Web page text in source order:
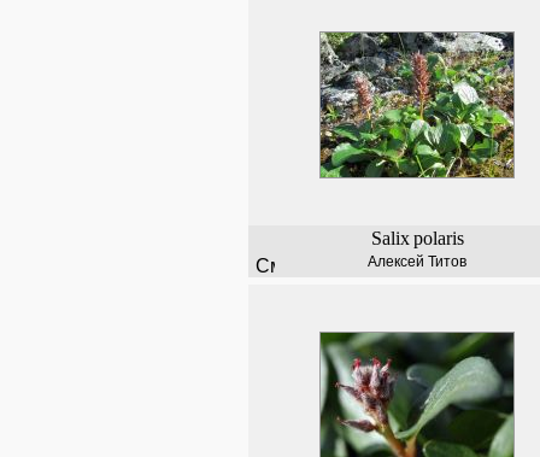
Salix polaris
Алексей Титов